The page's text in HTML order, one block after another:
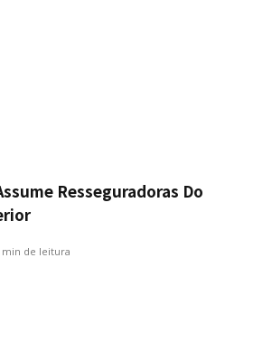
Resseguradoras Do
min de leitura